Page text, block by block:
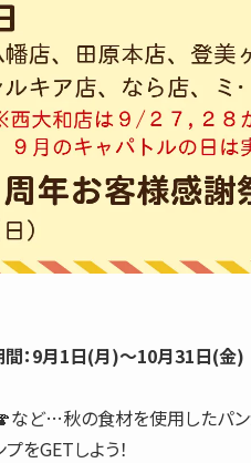
間：9月1日(月)～10月31日(金)
など…秋の食材を使用したパン
をGETしよう！